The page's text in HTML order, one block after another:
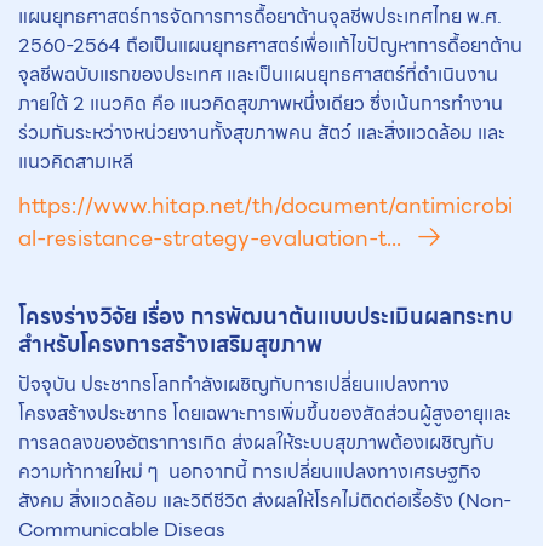
แผนยุทธศาสตร์การจัดการการดื้อยาต้านจุลชีพประเทศไทย พ.ศ.
2560-2564 ถือเป็นแผนยุทธศาสตร์เพื่อแก้ไขปัญหาการดื้อยาต้าน
จุลชีพฉบับแรกของประเทศ และเป็นแผนยุทธศาสตร์ที่ดำเนินงาน
ภายใต้ 2 แนวคิด คือ แนวคิดสุขภาพหนึ่งเดียว ซึ่งเน้นการทำงาน
ร่วมกันระหว่างหน่วยงานทั้งสุขภาพคน สัตว์ และสิ่งแวดล้อม และ
แนวคิดสามเหลี
https://www.hitap.net/th/document/antimicrobi
al-resistance-strategy-evaluation-t...
โครงร่างวิจัย เรื่อง การพัฒนาต้นแบบประเมินผลกระทบ
สำหรับโครงการสร้างเสริมสุขภาพ
ปัจจุบัน ประชากรโลกกำลังเผชิญกับการเปลี่ยนแปลงทาง
โครงสร้างประชากร โดยเฉพาะการเพิ่มขึ้นของสัดส่วนผู้สูงอายุและ
การลดลงของอัตราการเกิด ส่งผลให้ระบบสุขภาพต้องเผชิญกับ
ความท้าทายใหม่ ๆ นอกจากนี้ การเปลี่ยนแปลงทางเศรษฐกิจ
สังคม สิ่งแวดล้อม และวิถีชีวิต ส่งผลให้โรคไม่ติดต่อเรื้อรัง (Non-
Communicable Diseas